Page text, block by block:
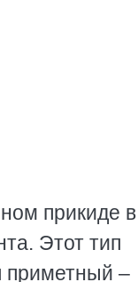
прикиде в
Этот тип
приметный –